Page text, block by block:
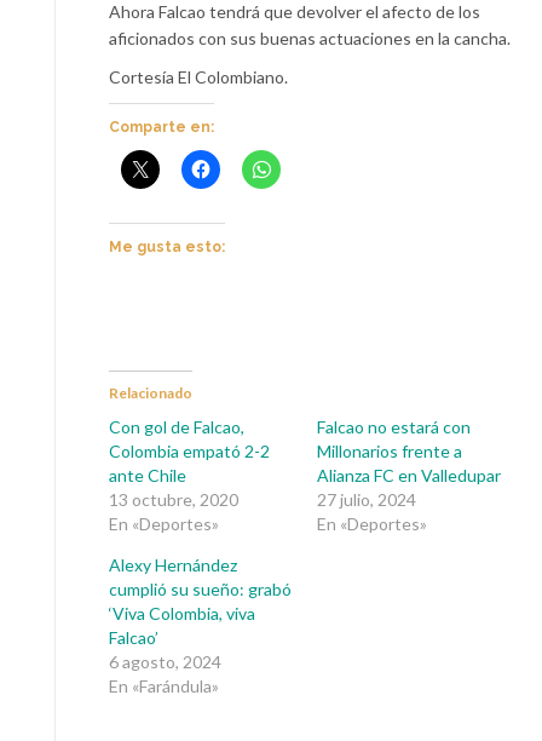
Ahora Falcao tendrá que devolver el afecto de los
aficionados con sus buenas actuaciones en la cancha.
Cortesía El Colombiano.
Comparte en:
Me gusta esto:
Relacionado
Con gol de Falcao,
Colombia empató 2-2
ante Chile
13 octubre, 2020
En «Deportes»
Falcao no estará con
Millonarios frente a
Alianza FC en Valledupar
27 julio, 2024
En «Deportes»
Alexy Hernández
cumplió su sueño: grabó
‘Viva Colombia, viva
Falcao’
6 agosto, 2024
En «Farándula»